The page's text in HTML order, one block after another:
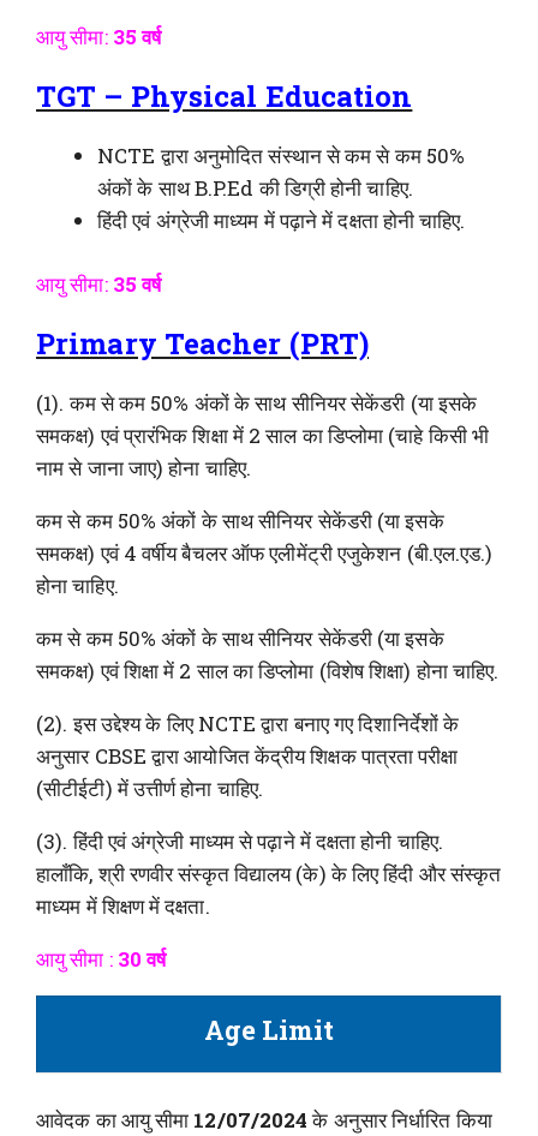
आयु सीमा: 35 वर्ष
TGT – Physical Education
NCTE द्वारा अनुमोदित संस्थान से कम से कम 50%
अंकों के साथ B.P.Ed की डिग्री होनी चाहिए.
हिंदी एवं अंग्रेजी माध्यम में पढ़ाने में दक्षता होनी चाहिए.
आयु सीमा: 35 वर्ष
Primary Teacher (PRT)
(1). कम से कम 50% अंकों के साथ सीनियर सेकेंडरी (या इसके
समकक्ष) एवं प्रारंभिक शिक्षा में 2 साल का डिप्लोमा (चाहे किसी भी
नाम से जाना जाए) होना चाहिए.
कम से कम 50% अंकों के साथ सीनियर सेकेंडरी (या इसके
समकक्ष) एवं 4 वर्षीय बैचलर ऑफ एलीमेंट्री एजुकेशन (बी.एल.एड.)
होना चाहिए.
कम से कम 50% अंकों के साथ सीनियर सेकेंडरी (या इसके
समकक्ष) एवं शिक्षा में 2 साल का डिप्लोमा (विशेष शिक्षा) होना चाहिए.
(2). इस उद्देश्य के लिए NCTE द्वारा बनाए गए दिशानिर्देशों के
अनुसार CBSE द्वारा आयोजित केंद्रीय शिक्षक पात्रता परीक्षा
(सीटीईटी) में उत्तीर्ण होना चाहिए.
(3). हिंदी एवं अंग्रेजी माध्यम से पढ़ाने में दक्षता होनी चाहिए.
हालाँकि, श्री रणवीर संस्कृत विद्यालय (के) के लिए हिंदी और संस्कृत
माध्यम में शिक्षण में दक्षता.
आयु सीमा : 30 वर्ष
Age Limit
आवेदक का आयु सीमा 12/07/2024के अनुसार निर्धारित किया